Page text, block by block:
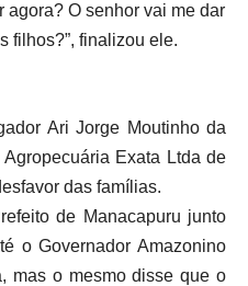
O senhor vai me dar
filhos?”, finalizou ele.
Ari Jorge Moutinho da
Exata Ltda de
das famílias.
de Manacapuru junto
o Governador Amazonino
mas o mesmo disse que o